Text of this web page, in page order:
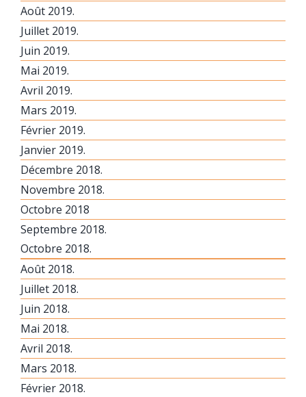
Août 2019.
Juillet 2019.
Juin 2019.
Mai 2019.
Avril 2019.
Mars 2019.
Février 2019.
Janvier 2019.
Décembre 2018.
Novembre 2018.
Octobre 2018
Septembre 2018.
Octobre 2018.
Août 2018.
Juillet 2018.
Juin 2018.
Mai 2018.
Avril 2018.
Mars 2018.
Février 2018.